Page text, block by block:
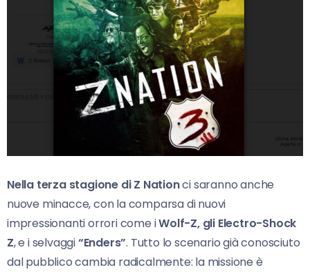
Nella terza stagione di Z Nationci saranno anche
nuove minacce, con la comparsa di nuovi
impressionanti orrori come iWolf-Z, gli Electro-Shock
Z, e i selvaggi“Enders”. Tutto lo scenario già conosciuto
dal pubblico cambia radicalmente: la missione è